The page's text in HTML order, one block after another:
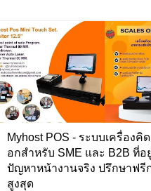
Myhost POS - ระบบเครื่อง
อกสำหรับ SME และ B2B ที่
ปัญหาหน้างานจริง ปรึกษาฟ
สูงสุด